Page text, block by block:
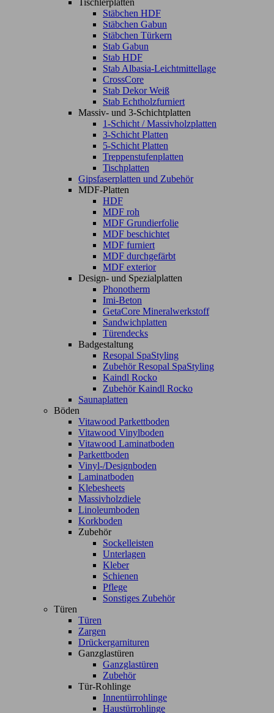
Tischlerplatten
Stäbchen HDF
Stäbchen Gabun
Stäbchen Türkern
Stab Gabun
Stab HDF
Stab Albasia-Leichtmittellage
CrossCore
Stab Dekor Weiß
Stab Echtholzfurniert
Massiv- und 3-Schichtplatten
1-Schicht / Massivholzplatten
3-Schicht Platten
5-Schicht Platten
Treppenstufenplatten
Tischplatten
Gipsfaserplatten und Zubehör
MDF-Platten
HDF
MDF roh
MDF Grundierfolie
MDF beschichtet
MDF furniert
MDF durchgefärbt
MDF exterior
Design- und Spezialplatten
Phonotherm
Imi-Beton
GetaCore Mineralwerkstoff
Sandwichplatten
Türendecks
Badgestaltung
Resopal SpaStyling
Zubehör Resopal SpaStyling
Kaindl Rocko
Zubehör Kaindl Rocko
Saunaplatten
Böden
Vitawood Parkettboden
Vitawood Vinylboden
Vitawood Laminatboden
Parkettboden
Vinyl-/Designboden
Laminatboden
Klebesheets
Massivholzdiele
Linoleumboden
Korkboden
Zubehör
Sockelleisten
Unterlagen
Kleber
Schienen
Pflege
Sonstiges Zubehör
Türen
Türen
Zargen
Drückergarnituren
Ganzglastüren
Ganzglastüren
Zubehör
Tür-Rohlinge
Innentürrohlinge
Haustürrohlinge